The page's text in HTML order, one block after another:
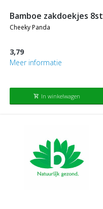
bamboe zakdoekjes 8st
cheeky panda
3,79
Meer informatie
shopping_cart In winkelwagen